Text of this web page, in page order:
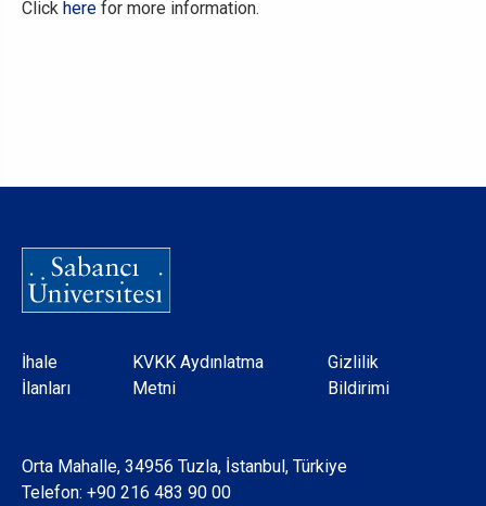
Click here for more information.
Dipnot
İhale
İlanları
KVKK Aydınlatma
Metni
Gizlilik
Bildirimi
Orta Mahalle, 34956 Tuzla, İstanbul, Türkiye
Telefon: +90 216 483 90 00